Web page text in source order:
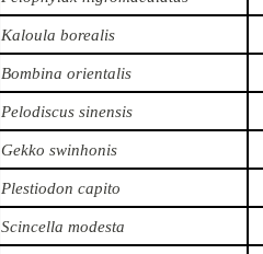
Kaloula borealis
Bombina orientalis
Pelodiscus sinensis
Gekko swinhonis
Plestiodon capito
Scincella modesta